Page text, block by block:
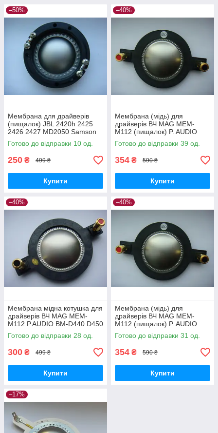
–50%
Мембрана для драйверів
(пищалок) JBL 2420h 2425
2426 2427 MD2050 Samson
CD44T FANE CD150
Готово до відправки 10 од.
250 ₴ 499 ₴
Купити
–40%
Мембрана (мідь) для
драйверів ВЧ MAG MEM-
M112 (пищалок) P. AUDIO
BM-D440 D450
Готово до відправки 39 од.
354 ₴ 590 ₴
Купити
–40%
Мембрана мідна котушка для
драйверів ВЧ MAG MEM-
M112 P.AUDIO BM-D440 D450
Готово до відправки 28 од.
300 ₴ 499 ₴
Купити
–40%
Мембрана (мідь) для
драйверів ВЧ MAG MEM-
M112 (пищалок) P. AUDIO
BM-D440 D450
Готово до відправки 31 од.
354 ₴ 590 ₴
Купити
–17%